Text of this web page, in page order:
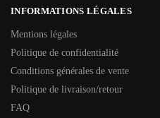
INFORMATIONS LÉGALES
Mentions légales
Politique de confidentialité
Conditions générales de vente
Politique de livraison/retour
FAQ